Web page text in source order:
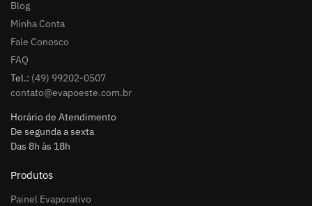
Blog
Minha Conta
Fale Conosco
FAQ
Tel.: (49) 99202-0507
contato@evapoeste.com.br
Horário de Atendimento
De segunda a sexta
Das 8h às 18h
Produtos
Painel Evaporativo